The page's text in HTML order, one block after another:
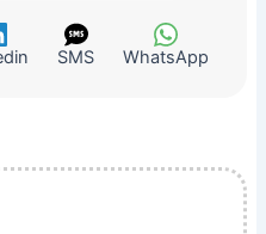
SMS WhatsApp